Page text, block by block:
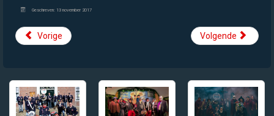
Geschreven: 13 november 2017
Vorige Volgende